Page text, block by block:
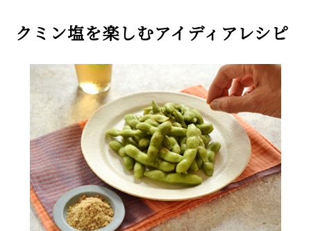
クミン塩を楽しむアイディアレシピ